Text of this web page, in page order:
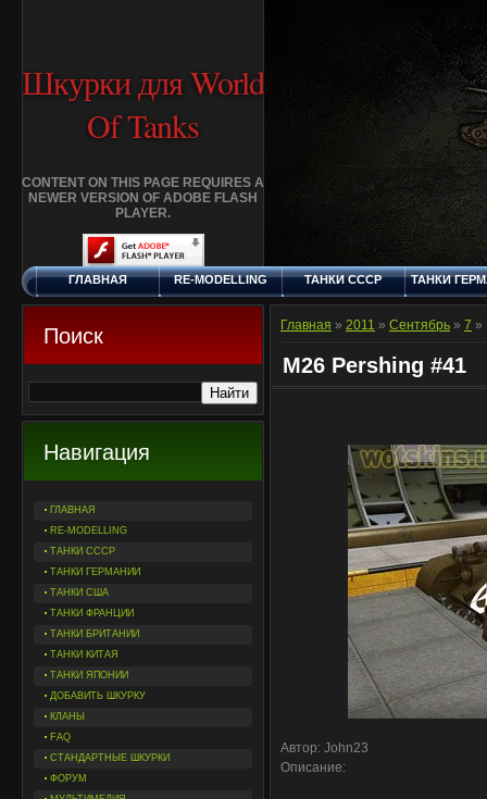
Шкурки для World
Of Tanks
CONTENT ON THIS PAGE REQUIRES A
NEWER VERSION OF ADOBE FLASH
PLAYER.
ПОНЕДЕЛЬНИК, 10.8.2026
ГЛАВНАЯ RE-MODELLING ТАНКИ СССР ТАНКИ
ДОБАВИТЬ
КЛАНЫ FAQ
Поиск
Навигация
ГЛАВНАЯ
RE-MODELLING
ТАНКИ СССР
ТАНКИ ГЕРМАНИИ
ТАНКИ США
ТАНКИ ФРАНЦИИ
ТАНКИ БРИТАНИИ
ТАНКИ КИТАЯ
ТАНКИ ЯПОНИИ
ДОБАВИТЬ ШКУРКУ
КЛАНЫ
FAQ
СТАНДАРТНЫЕ ШКУРКИ
ФОРУМ
Главная » 2011 » Сентябрь » 7 »
M26 Pershing #41
Автор: John23
Описание: